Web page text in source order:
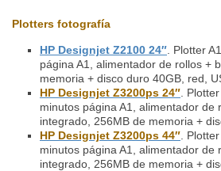
Plotters fotografía
HP Designjet Z2100 24″ . Plotter
página A1, alimentador de rollos +
memoria + disco duro 40GB, red,
HP Designjet Z3200ps 24″ .
minutos página A1, alimentador
integrado, 256MB de memoria +
HP Designjet Z3200ps 44″ .
minutos página A1, alimentador
integrado, 256MB de memoria +